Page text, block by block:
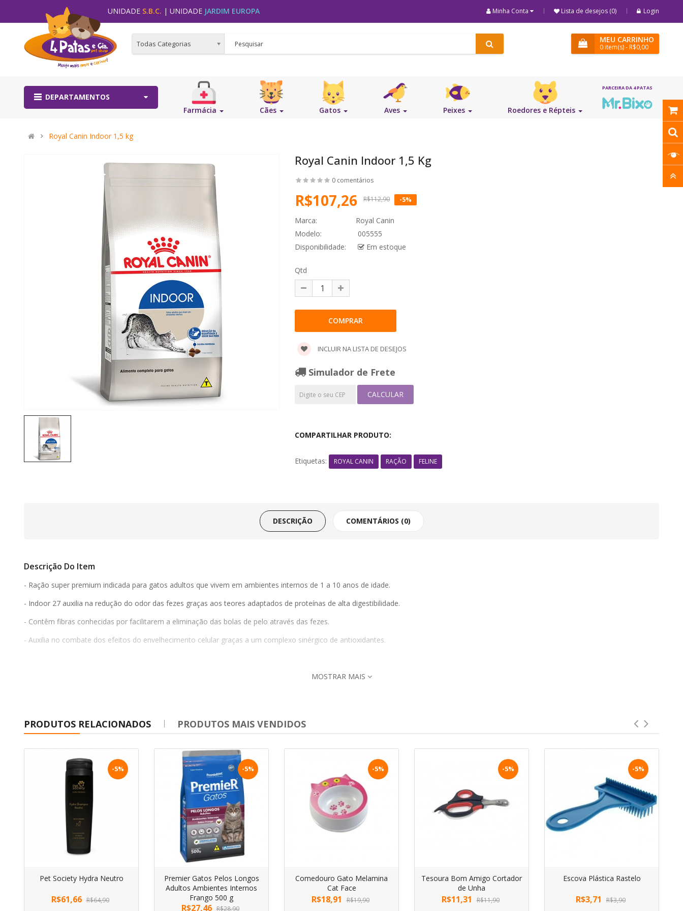
UNIDADE S.B.C. | UNIDADE JARDIM EUROPA Minha Conta Lista de desejos (0) Login
Todas Categorias MEU CARRINHO
0item(s)- R$0,00
DEPARTAMENTOS
Farmácia
Cães Gatos Aves Peixes Roedores e Répteis
Royal Canin Indoor 1,5 kg
Royal Canin Indoor 1,5 Kg
0 comentários
R$107,26 R$112,90 -5%
Marca:
Royal Canin
Modelo:
005555
Disponibilidade:
Em estoque
Qtd
INCLUIR NA LISTA DE DESEJOS
Simulador de Frete
CALCULAR
COMPARTILHAR PRODUTO:
Etiquetas: ROYAL CANIN RAÇÃO FELINE
DESCRIÇÃO COMENTÁRIOS (0)
Descrição Do Item
- Ração super premium indicada para gatos adultos que vivem em ambientes internos de 1 a 10 anos de idade.
- Indoor 27 auxilia na redução do odor das fezes graças aos teores adaptados de proteínas de alta digestibilidade.
- Contêm fibras conhecidas por facilitarem a eliminação das bolas de pelo através das fezes.
- Auxilia no combate dos efeitos do envelhecimento celular graças a um complexo sinérgico de antioxidantes.
MOSTRAR MAIS
PRODUTOS RELACIONADOS PRODUTOS MAIS VENDIDOS
-5%
Pet Society Hydra Neutro
R$61,66 R$64,90
-5%
Premier Gatos Pelos Longos
Adultos Ambientes Internos
Frango 500 g
R$27,46 R$28,90
-5%
Comedouro Gato Melamina
Cat Face
R$18,91 R$19,90
-5%
Tesoura Bom Amigo Cortador
de Unha
R$11,31 R$11,90
-5%
Escova Plástica Rastelo
R$3,71 R$3,90